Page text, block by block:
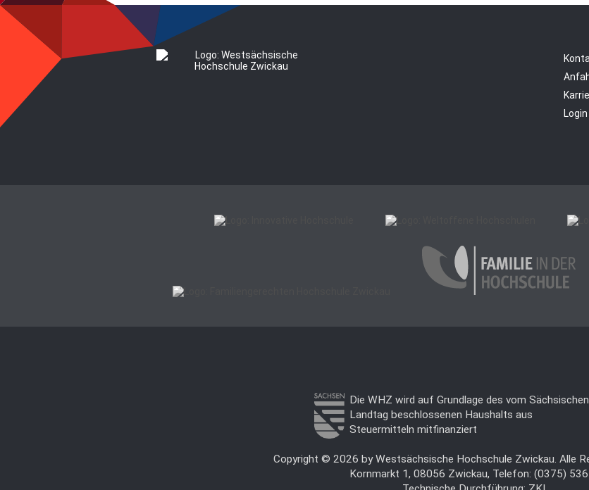
Die WHZ wird auf Grundlage des vom Sächsischen
Landtag beschlossenen Haushalts aus
Steuermitteln mitfinanziert
Copyright © 2026 by Westsächsische Hochschule Zwickau. Alle
Kornmarkt 1, 08056 Zwickau, Telefon: (0375)